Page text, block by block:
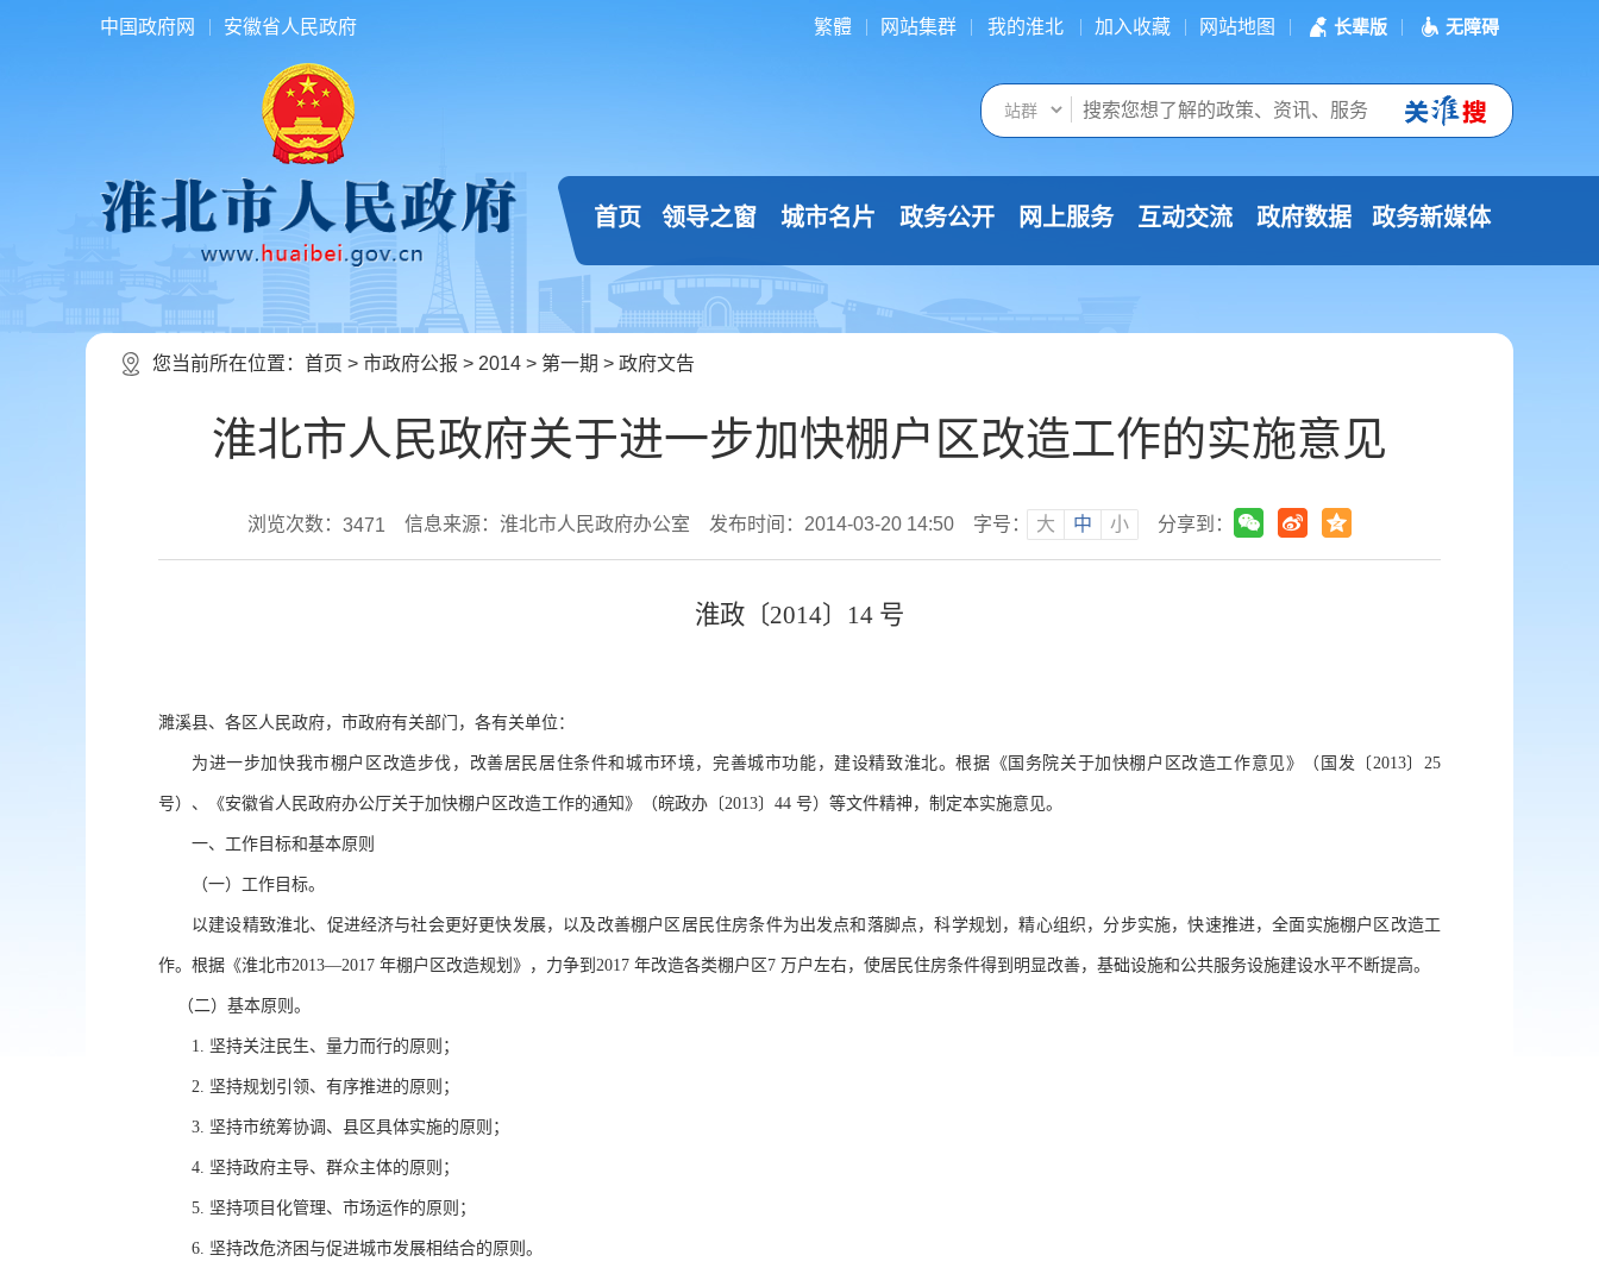
中国政府网 安徽省人民政府 繁體 网站集群 我的淮北 加入收藏 网站地图 长辈版 无障碍
首页 领导之窗 城市名片 政务公开 网上服务 互动交流 政府数据 政务新媒体
您当前所在位置： 首页 > 市政府公报 > 2014 > 第一期 > 政府文告
淮北市人民政府关于进一步加快棚户区改造工作的实施意见
浏览次数： 3471 信息来源：淮北市人民政府办公室 发布时间：2014-03-20 14:50 字号： 大 中 小 分享到：
淮政〔2014〕14 号
濉溪县、各区人民政府，市政府有关部门，各有关单位：
为进一步加快我市棚户区改造步伐，改善居民居住条件和城市环境，完善城市功能，建设精致淮北。根据《国务院关于加快棚户区改造工作意见》（国发〔 2013〕25
号）、《安徽省人民政府办公厅关于加快棚户区改造工作的通知》（皖政办〔2013〕44 号）等文件精神，制定本实施意见。
一、工作目标和基本原则
（一）工作目标。
以建设精致淮北、促进经济与社会更好更快发展，以及改善棚户区居民住房条件为出发点和落脚点，科学规划，精心组织，分步实施，快速推进，全面实施棚户区改造工
作。根据《淮北市2013—2017 年棚户区改造规划》，力争到2017 年改造各类棚户区7 万户左右，使居民住房条件得到明显改善，基础设施和公共服务设施建设水平不断提高。
（二）基本原则。
1. 坚持关注民生、量力而行的原则；
2. 坚持规划引领、有序推进的原则；
3. 坚持市统筹协调、县区具体实施的原则；
4. 坚持政府主导、群众主体的原则；
5. 坚持项目化管理、市场运作的原则；
6. 坚持改危济困与促进城市发展相结合的原则。